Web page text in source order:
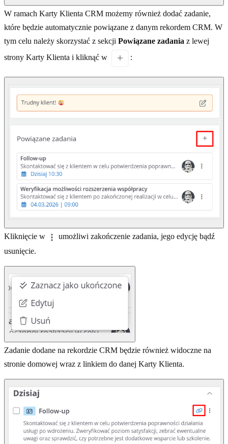
W ramach Karty Klienta CRM możemy również dodać zadanie,
które będzie automatycznie powiązane z danym rekordem CRM. W
tym celu należy skorzystać z sekcji Powiązane zadania z lewej
strony Karty Klienta i kliknąć w
:
Kliknięcie w
umożliwi zakończenie zadania, jego edycję bądź
usunięcie.
Zadanie dodane na rekordzie CRM będzie również widoczne na
stronie domowej wraz z linkiem do danej Karty Klienta.